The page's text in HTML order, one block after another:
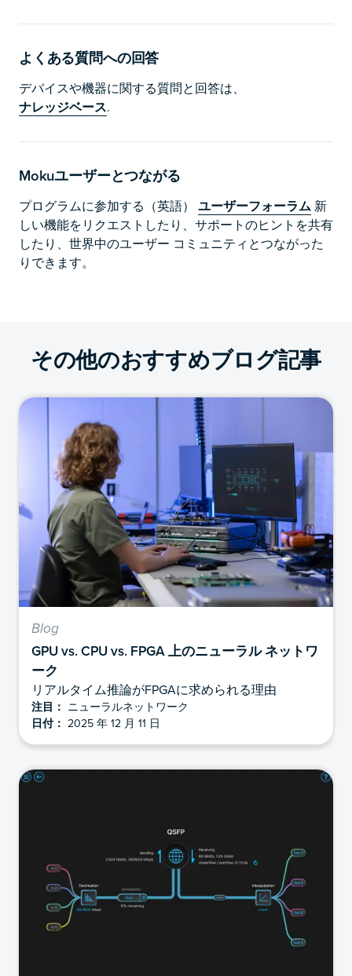
よくある質問への回答
デバイスや機器に関する質問と回答は、
ナレッジベース.
Mokuユーザーとつながる
プログラムに参加する（英語） ユーザーフォーラム新
しい機能をリクエストしたり、サポートのヒントを共有
したり、世界中のユーザー コミュニティとつながった
りできます。
その他のおすすめブログ記事
Blog
GPU vs. CPU vs. FPGA 上のニューラル ネットワ
ーク
リアルタイム推論がFPGAに求められる理由
注目： ニューラルネットワーク
日付： 2025 年 12 月 11 日